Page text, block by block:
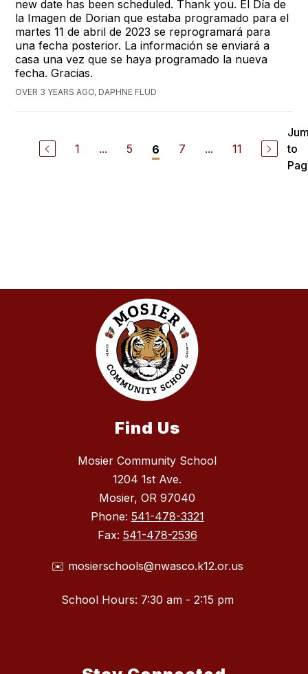
new date has been scheduled. Thank you. El Día de
la Imagen de Dorian que estaba programado para el
martes 11 de abril de 2023 se reprogramará para
una fecha posterior. La información se enviará a
casa una vez que se haya programado la nueva
fecha. Gracias.
OVER 3 YEARS AGO, DAPHNE FLUD
1 ... 5 6 7 ... 11
to
Find Us
Mosier Community School
1204 1st Ave.
Mosier, OR 97040
Phone: 541-478-3321
Fax: 541-478-2536
✉️ mosierschools@nwasco.k12.or.us
School Hours: 7:30 am - 2:15 pm